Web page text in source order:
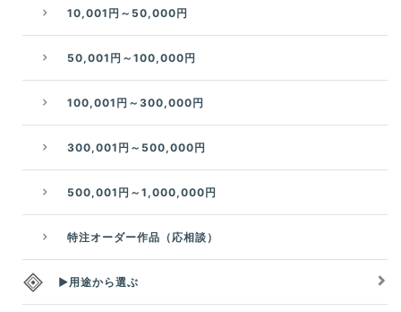
10,001円～50,000円
50,001円～100,000円
100,001円～300,000円
300,001円～500,000円
500,001円～1,000,000円
特注オーダー作品（応相談）
▶用途から選ぶ